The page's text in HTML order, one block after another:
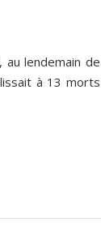
lendemain de
à 13 morts